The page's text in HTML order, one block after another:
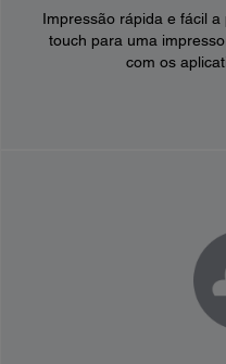
Impressão rápida e fácil
touch para uma
com os